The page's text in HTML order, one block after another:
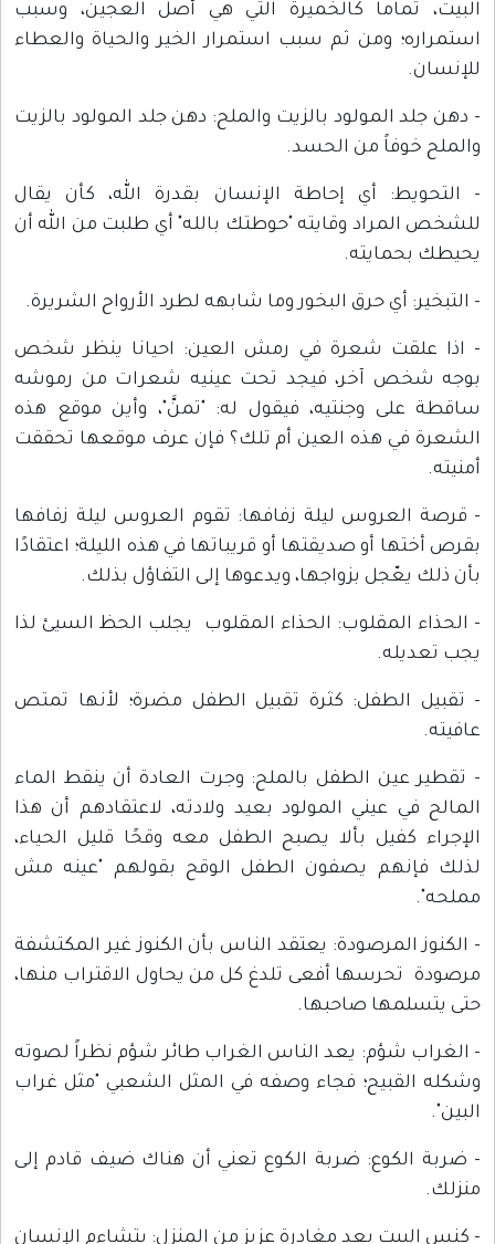
البيت، تماماً كالخميرة التي هي أصل العجين، وسبب
استمراره؛ ومن ثم سبب استمرار الخير والحياة والعطاء
للإنسان.
- دهن جلد المولود بالزيت والملح: دهن جلد المولود بالزيت
والملح خوفاً من الحسد.
- التحويط: أي إحاطة الإنسان بقدرة الله، كأن يقال
للشخص المراد وقايته "حوطتك بالله" أي طلبت من الله أن
يحيطك بحمايته.
- التبخير: أي حرق البخور وما شابهه لطرد الأرواح الشريرة.
- اذا علقت شعرة في رمش العين: احيانا ينظر شخص
بوجه شخص آخر، فيجد تحت عينيه شعرات من رموشه
ساقطة على وجنتيه، فيقول له: "تمنَّ"، وأين موقع هذه
الشعرة في هذه العين أم تلك؟ فإن عرف موقعها تحققت
أمنيته.
- قرصة العروس ليلة زفافها: تقوم العروس ليلة زفافها
بقرص أختها أو صديقتها أو قريباتها في هذه الليلة؛ اعتقادًا
بأن ذلك يعّجل بزواجها، ويدعوها إلى التفاؤل بذلك.
- الحذاء المقلوب: الحذاء المقلوب يجلب الحظ السيئ لذا
يجب تعديله.
- تقبيل الطفل: كثرة تقبيل الطفل مضرة؛ لأنها تمتص
عافيته.
- تقطير عين الطفل بالملح: وجرت العادة أن ينقط الماء
المالح في عيني المولود بعيد ولادته، لاعتقادهم أن هذا
الإجراء كفيل بألا يصبح الطفل معه وقحًا قليل الحياء،
لذلك فإنهم يصفون الطفل الوقح بقولهم "عينه مش
مملحه".
- الكنوز المرصودة: يعتقد الناس بأن الكنوز غير المكتشفة
مرصودة تحرسها أفعى تلدغ كل من يحاول الاقتراب منها،
حتى يتسلمها صاحبها.
- الغراب شؤم: يعد الناس الغراب طائر شؤم نظراً لصوته
وشكله القبيح؛ فجاء وصفه في المثل الشعبي "مثل غراب
البين".
- ضربة الكوع: ضربة الكوع تعني أن هناك ضيف قادم إلى
منزلك.
- كنس البيت بعد مغادرة عزيز من المنزل: يتشاءم الإنسان